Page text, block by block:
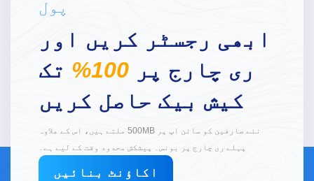
پول
ابھی رجسٹر کریں اور
ری چارج پر 100%
تک
کیش بیک حاصل کریں
نئے صارفین کو سائن اپ پر 500MB ملتے ہیں، اس کے علاوہ
پہلے ری چارج پر بونس۔ پیشکش محدود وقت کے لیے ہے۔
اکاؤنٹ بنائیں